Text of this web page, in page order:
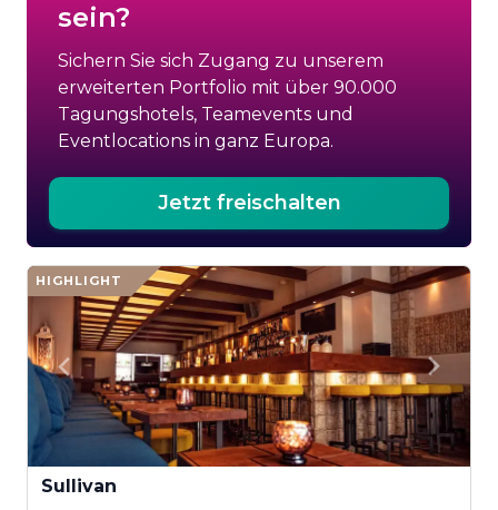
sein?
Sichern Sie sich Zugang zu unserem
erweiterten Portfolio mit über 90.000
Tagungshotels, Teamevents und
Eventlocations in ganz Europa.
Jetzt freischalten
HIGHLIGHT
Sullivan